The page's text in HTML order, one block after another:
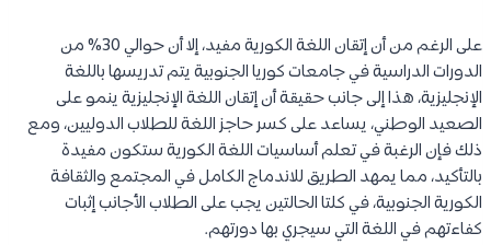
على الرغم من أن إتقان اللغة الكورية مفيد، إلا أن حوالي 30% من
الدورات الدراسية في جامعات كوريا الجنوبية يتم تدريسها باللغة
الإنجليزية، هذا إلى جانب حقيقة أن إتقان اللغة الإنجليزية ينمو على
الصعيد الوطني، يساعد على كسر حاجز اللغة للطلاب الدوليين، ومع
ذلك فإن الرغبة في تعلم أساسيات اللغة الكورية ستكون مفيدة
بالتأكيد، مما يمهد الطريق للاندماج الكامل في المجتمع والثقافة
الكورية الجنوبية، في كلتا الحالتين يجب على الطلاب الأجانب إثبات
كفاءتهم في اللغة التي سيجري بها دورتهم.